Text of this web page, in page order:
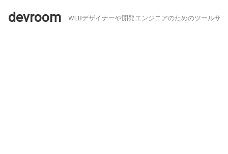
devroom WEBデザイナーや開発エンジニアのためのツールサ